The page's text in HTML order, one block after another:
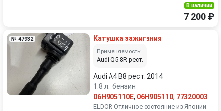
В наличии
7 200 ₽
№ 47932 Катушка зажигания
Применяемость:
Audi Q5 8R рест.
Audi A4 B8 рест. 2014
1.8 л., бензин
06H905110E, 06H905110, 77320003
ELDOR Отличное состояние из Японии